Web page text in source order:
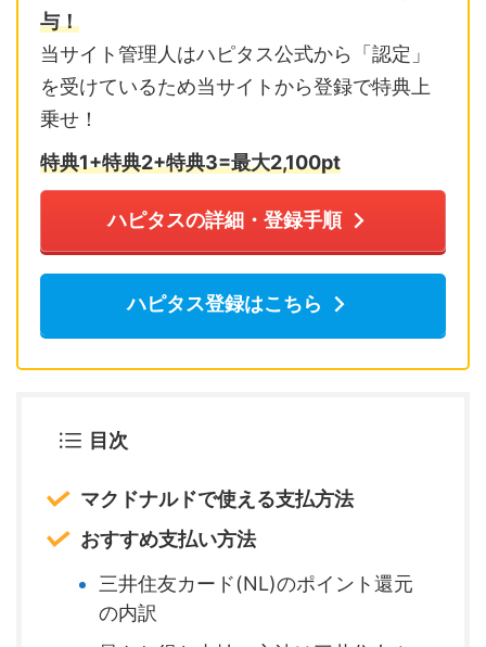
与！
当サイト管理人はハピタス公式から「認定」
を受けているため当サイトから登録で特典上
乗せ！
特典1+特典2+特典3=最大2,100pt
ハピタスの詳細・登録手順
ハピタス登録はこちら
目次
マクドナルドで使える支払方法
おすすめ支払い方法
三井住友カード(NL)のポイント還元
の内訳